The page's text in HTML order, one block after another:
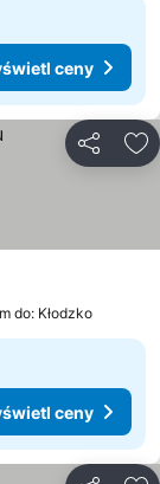
ceny
do: Kłodzko
ceny